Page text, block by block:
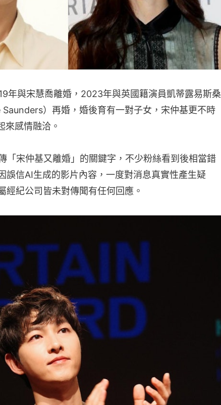
年與宋慧喬離婚，2023年與英國籍演員凱蒂露易斯桑
）再婚，婚後育有一對子女，宋仲基更不時
來感情融洽。
「宋仲基又離婚」的關鍵字，不少粉絲看到後相當錯
誤信AI生成的影片內容，一度對消息真實性產生疑
經紀公司皆未對傳聞有任何回應。